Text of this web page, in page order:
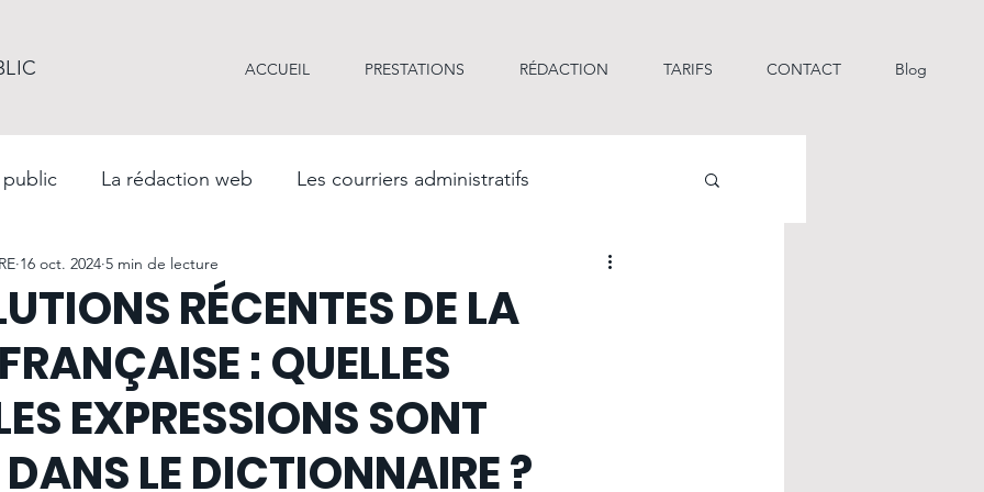
ACCUEIL PRESTATIONS RÉDACTION TARIFS CONTACT Blog
public La rédaction web Les courriers administratifs
La rédaction professionnelle
administratives Les récits de vie et biographies
RÉCENTES DE LA
: QUELLES
EXPRESSIONS SONT
DANS LE DICTIONNAIRE ?
16 oct. 2024 5 min de lecture